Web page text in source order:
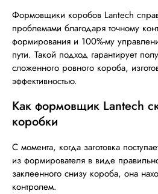
Формовщики коробов Lantech
проблемами благодаря точному
формирования и 100%-му
пути. Такой подход гарантирует
сложенного ровного короба,
эффективностью.
Как формовщик Lantech
коробки
С момента, когда заготовка
из формирователя в виде
заклеенного снизу короба, она
контролем.